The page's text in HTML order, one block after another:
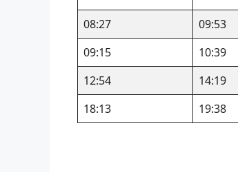
08:27
09:53
09:15
10:39
12:54
14:19
18:13
19:38